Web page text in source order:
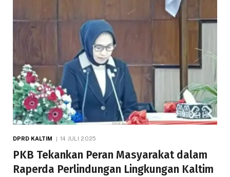
DPRD KALTIM 14 JULI 2025
PKB Tekankan Peran Masyarakat dalam
Raperda Perlindungan Lingkungan Kaltim